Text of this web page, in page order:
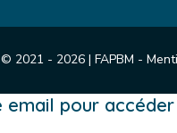
© 2021 - 2026 | FAPBM -
email pour